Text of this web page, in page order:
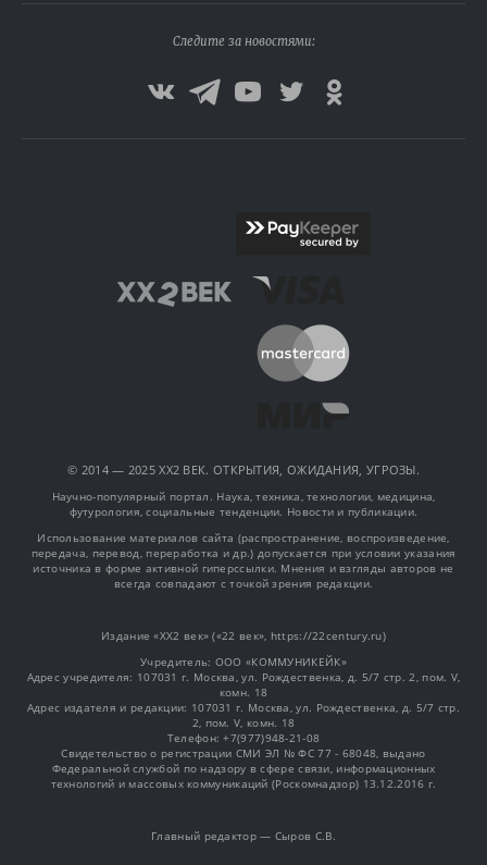
Следите за новостями:
© 2014 — 2025 XX2 ВЕК. ОТКРЫТИЯ, ОЖИДАНИЯ, УГРОЗЫ.
Научно-популярный портал. Наука, техника, технологии, медицина,
футурология, социальные тенденции. Новости и публикации.
Использование материалов сайта (распространение, воспроизведение,
передача, перевод, переработка и др.) допускается при условии указания
источника в форме активной гиперссылки. Мнения и взгляды авторов не
всегда совпадают с точкой зрения редакции.
Издание «XX2 век» («22 век», https://22century.ru)
Учредитель: OOO «КОММУНИКЕЙК»
Адрес учредителя: 107031 г. Москва, ул. Рождественка, д. 5/7 стр. 2, пом. V,
комн. 18
Адрес издателя и редакции: 107031 г. Москва, ул. Рождественка, д. 5/7 стр.
2, пом. V, комн. 18
Телефон: +7(977)948-21-08
Свидетельство о регистрации СМИ ЭЛ № ФС 77 - 68048, выдано
Федеральной службой по надзору в сфере связи, информационных
технологий и массовых коммуникаций (Роскомнадзор) 13.12.2016 г.
Главный редактор — Сыров С.В.